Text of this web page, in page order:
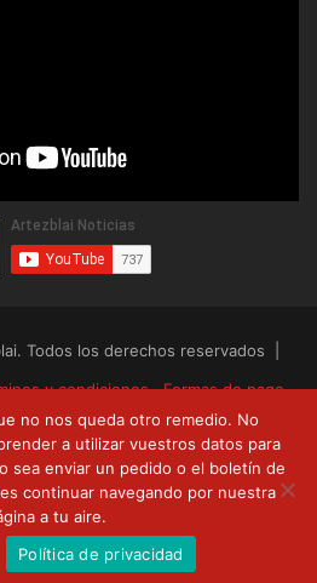
Todos los derechos reservados |
y condiciones
Formas de pago
y devoluciones
Facebook
TwitterYouTube
no nos queda otro remedio. No
a utilizar vuestros datos para
sea enviar un pedido o el boletín de
continuar navegando por nuestra
a tu aire.
Política de privacidad